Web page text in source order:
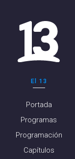
El 13
Portada
Programas
Programación
Capítulos